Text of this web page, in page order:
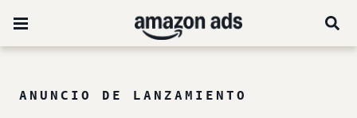
ANUNCIO DE LANZAMIENTO